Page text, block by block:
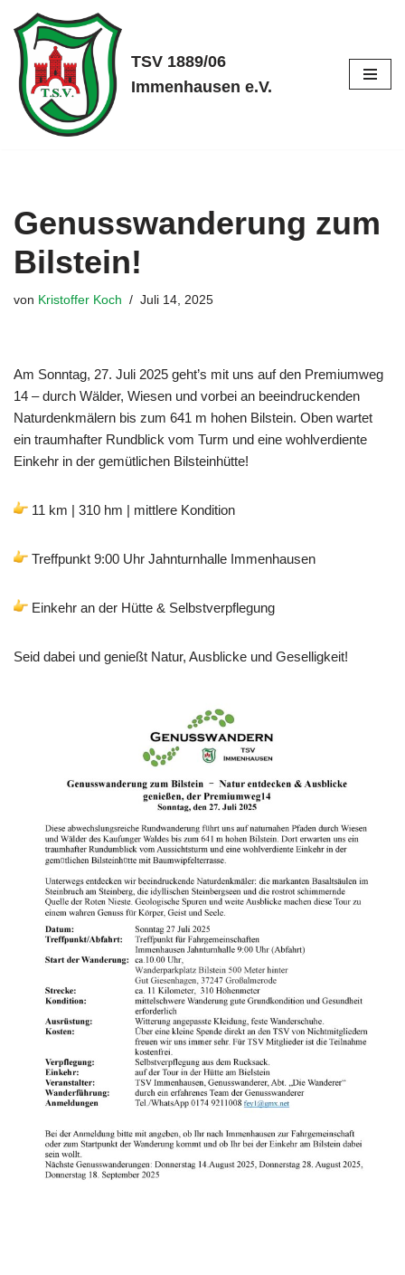
Zum
Inhalt
springen
TSV 1889/06
Immenhausen e.V.
Genusswanderung zum
Bilstein!
von Kristoffer Koch Juli 14, 2025
Am Sonntag, 27. Juli 2025 geht’s mit uns auf den Premiumweg
14 – durch Wälder, Wiesen und vorbei an beeindruckenden
Naturdenkmälern bis zum 641 m hohen Bilstein. Oben wartet
ein traumhafter Rundblick vom Turm und eine wohlverdiente
Einkehr in der gemütlichen Bilsteinhütte!
11 km | 310 hm | mittlere Kondition
Treffpunkt 9:00 Uhr Jahnturnhalle Immenhausen
Einkehr an der Hütte & Selbstverpflegung
Seid dabei und genießt Natur, Ausblicke und Geselligkeit!